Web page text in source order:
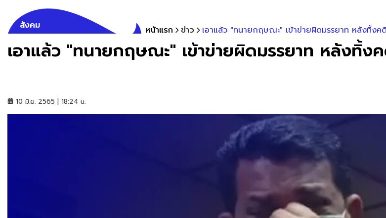
สังคม หน้าแรก ข่าว เอาแล้ว "ทนายกฤษณะ" เข้าข่ายผิดมรรยาท หลังทิ้ง
เอาแล้ว "ทนายกฤษณะ" เข้าข่ายผิดมรรยาท หลังทิ้
10 มิ.ย. 2565 | 18:24 น.